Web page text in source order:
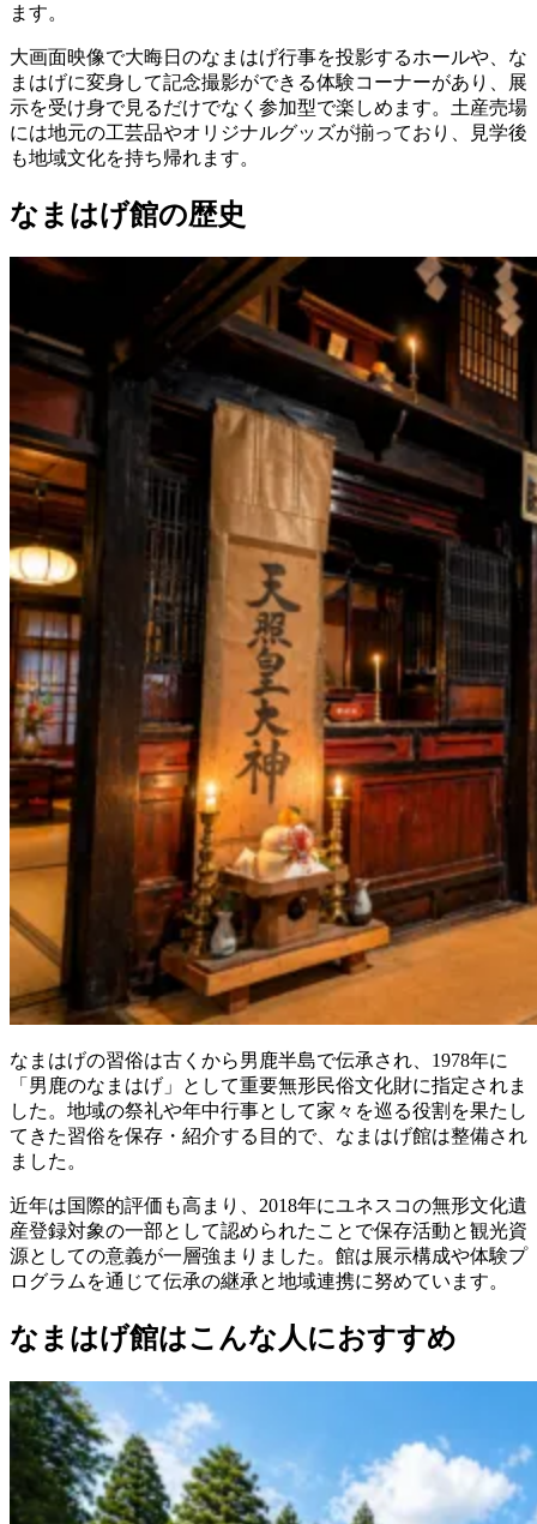
ます。
大画面映像で大晦日のなまはげ行事を投影するホールや、な
まはげに変身して記念撮影ができる体験コーナーがあり、展
示を受け身で見るだけでなく参加型で楽しめます。土産売場
には地元の工芸品やオリジナルグッズが揃っており、見学後
も地域文化を持ち帰れます。
なまはげ館の歴史
なまはげの習俗は古くから男鹿半島で伝承され、1978年に
「男鹿のなまはげ」として重要無形民俗文化財に指定されま
した。地域の祭礼や年中行事として家々を巡る役割を果たし
てきた習俗を保存・紹介する目的で、なまはげ館は整備され
ました。
近年は国際的評価も高まり、2018年にユネスコの無形文化遺
産登録対象の一部として認められたことで保存活動と観光資
源としての意義が一層強まりました。館は展示構成や体験プ
ログラムを通じて伝承の継承と地域連携に努めています。
なまはげ館はこんな人におすすめ